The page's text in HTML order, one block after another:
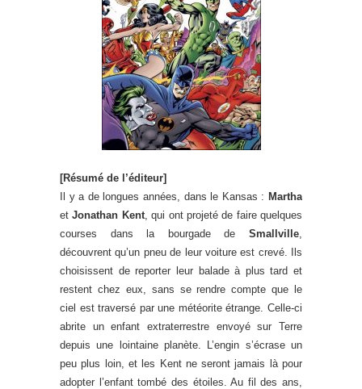
[Résumé de l’éditeur]
Il y a de longues années, dans le Kansas : Martha
etJonathan Kent, qui ont projeté de faire quelques
courses dans la bourgade de Smallville
découvrent qu’un pneu de leur voiture est crevé. Ils
choisissent de reporter leur balade à plus tard et
restent chez eux, sans se rendre compte que le
ciel est traversé par une météorite étrange. Celle-ci
abrite un enfant extraterrestre envoyé sur Terre
depuis une lointaine planète. L’engin s’écrase un
peu plus loin, et les Kent ne seront jamais là pour
adopter l’enfant tombé des étoiles. Au fil des ans,